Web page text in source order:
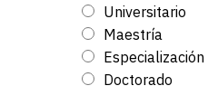
Universitario
Maestría
Especialización
Doctorado